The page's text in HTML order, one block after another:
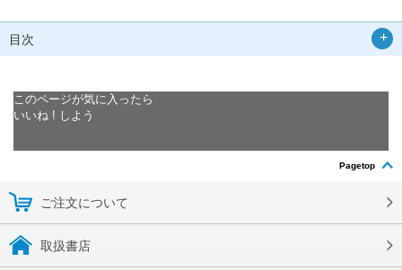
目次
このページが気に入ったら
いいね ! しよう
Pagetop
ご注文について
取扱書店